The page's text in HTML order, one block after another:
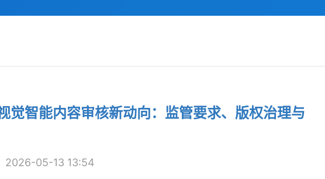
智能内容审核新动向：监管要求、版权治理与
2026-05-13 13:54